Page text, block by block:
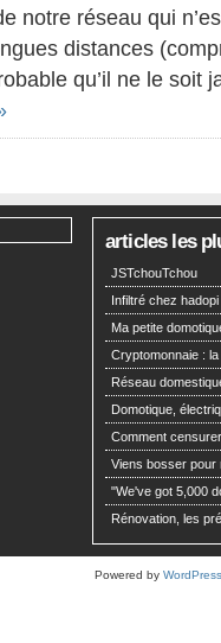
notre réseau qui
distances
qu’il ne le soit
articles les
JSTchouTchou
Infiltré chez hadopi
Ma petite
Cryptomonnaie :
Réseau
Domotique,
Comment
Viens bosser pour
"We've got 5,000
Rénovation, les
Powered by WordPress